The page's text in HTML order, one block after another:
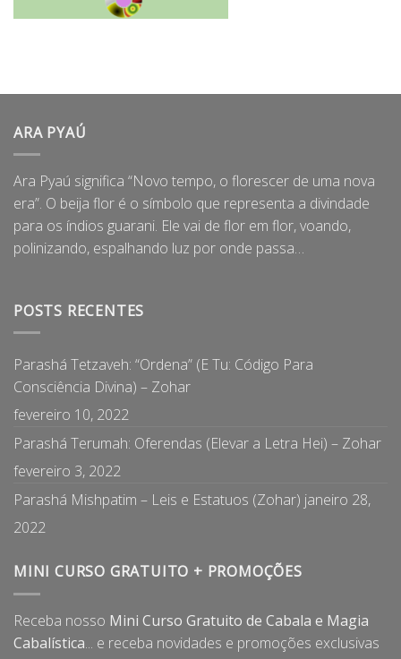
ARA PYAÚ
Ara Pyaú significa “Novo tempo, o florescer de uma nova
era”. O beija flor é o símbolo que representa a divindade
para os índios guarani. Ele vai de flor em flor, voando,
polinizando, espalhando luz por onde passa…
POSTS RECENTES
Parashá Tetzaveh: “Ordena” (E Tu: Código Para
Consciência Divina) – Zohar
fevereiro 10, 2022
Parashá Terumah: Oferendas (Elevar a Letra Hei) – Zohar
fevereiro 3, 2022
Parashá Mishpatim – Leis e Estatuos (Zohar) janeiro 28,
2022
MINI CURSO GRATUITO + PROMOÇÕES
Receba nosso Mini Curso Gratuito de Cabala e Magia
Cabalística... e receba novidades e promoções exclusivas